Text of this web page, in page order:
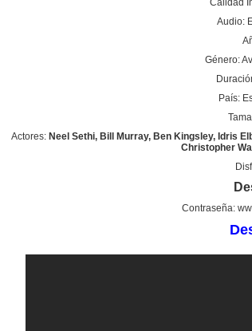
Calidad
Audio:
Género:
País:
Actores:Neel Sethi, Bill Murray, Ben Kingsley, Idris
Christopher
Contraseña: